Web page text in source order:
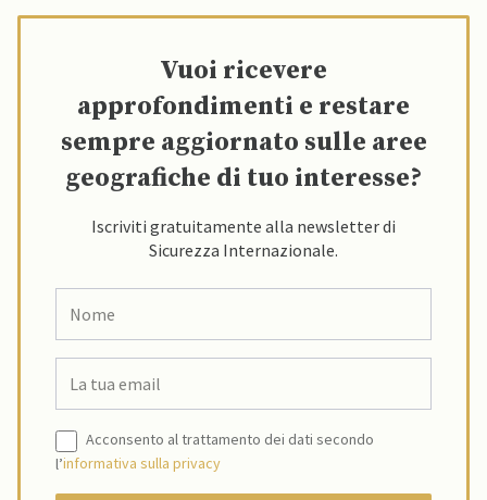
Vuoi ricevere
approfondimenti e restare
sempre aggiornato sulle aree
geografiche di tuo interesse?
Iscriviti gratuitamente alla newsletter di
Sicurezza Internazionale.
Acconsento al trattamento dei dati secondo
l’informativa sulla privacy